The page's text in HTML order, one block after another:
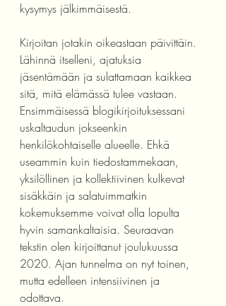
kysymys jälkimmäisestä.
Kirjoitan jotakin oikeastaan päivittäin.
Lähinnä itselleni, ajatuksia
jäsentämään ja sulattamaan kaikkea
sitä, mitä elämässä tulee vastaan.
Ensimmäisessä blogikirjoituksessani
uskaltaudun jokseenkin
henkilökohtaiselle alueelle. Ehkä
useammin kuin tiedostammekaan,
yksilöllinen ja kollektiivinen kulkevat
sisäkkäin ja salatuimmatkin
kokemuksemme voivat olla lopulta
hyvin samankaltaisia. Seuraavan
tekstin olen kirjoittanut joulukuussa
2020. Ajan tunnelma on nyt toinen,
mutta edelleen intensiivinen ja
odottava.